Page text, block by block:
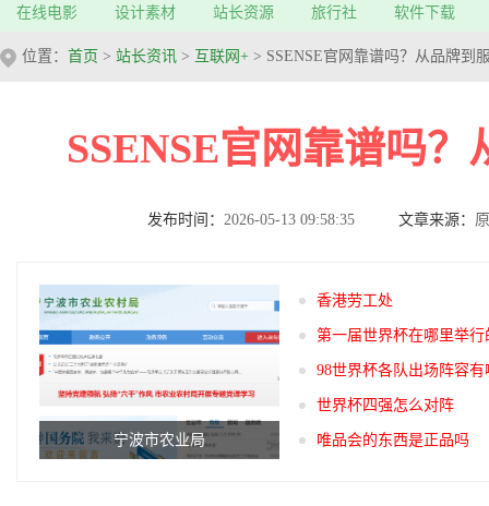
在线电影 设计素材 站长资源 旅行社 软件下载
位置： 首页 > 站长资讯 > 互联网+ > SSENSE官网靠谱吗？从品牌到
SSENSE官网靠谱吗
发布时间： 2026-05-13 09:58:35 文章来源：
宁波市农业局
香港劳工处
第一届世界杯在哪里举行
98世界杯各队出场阵容有
世界杯四强怎么对阵
唯品会的东西是正品吗